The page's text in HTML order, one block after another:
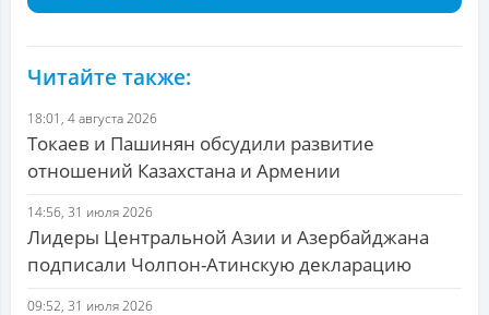
Читайте также:
18:01, 4 августа 2026
Токаев и Пашинян обсудили развитие
отношений Казахстана и Армении
14:56, 31 июля 2026
Лидеры Центральной Азии и Азербайджана
подписали Чолпон-Атинскую декларацию
09:52, 31 июля 2026